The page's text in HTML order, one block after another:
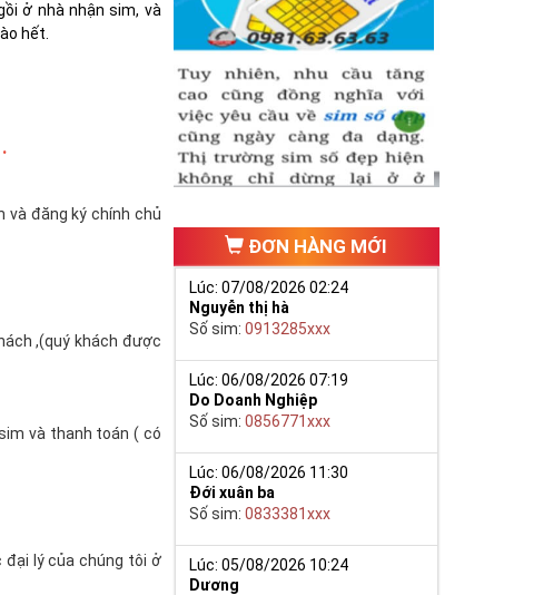
ở nhà nhận sim, và
hết.
và đăng ký chính chủ
,(quý khách được
và thanh toán ( có
đại lý của chúng tôi ở
ĐƠN HÀNG MỚI
Lúc: 07/08/2026 02:24
Nguyễn thị hà
Số sim:0913285xxx
Lúc: 06/08/2026 07:19
Do Doanh Nghiệp
Số sim:0856771xxx
Lúc: 06/08/2026 11:30
Đới xuân ba
Số sim:0833381xxx
Lúc: 05/08/2026 10:24
Dương